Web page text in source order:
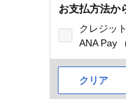
お支払方法か
クレジッ
ANA Pay
クリア